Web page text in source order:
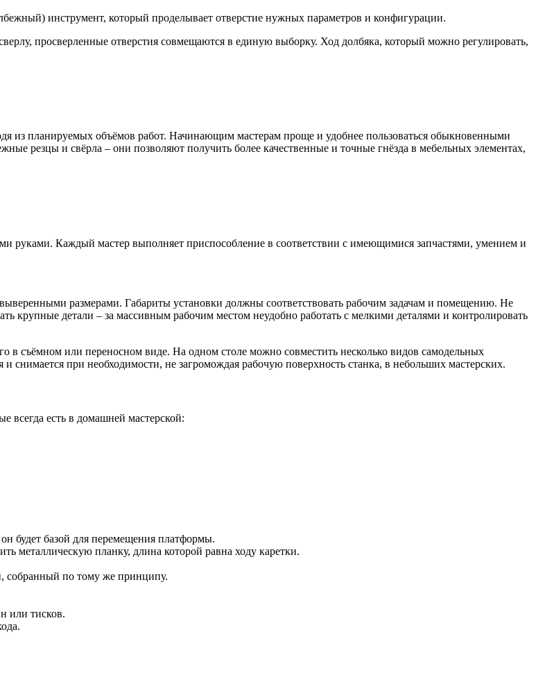
инструмент, который проделывает отверстие нужных параметров и конфигурации.
просверленные отверстия совмещаются в единую выборку. Ход долбяка, который можно регулировать,
из планируемых объёмов работ. Начинающим мастерам проще и удобнее пользоваться обыкновенными
резцы и свёрла – они позволяют получить более качественные и точные гнёзда в мебельных элементах,
руками. Каждый мастер выполняет приспособление в соответствии с имеющимися запчастями, умением и
размерами. Габариты установки должны соответствовать рабочим задачам и помещению. Не
крупные детали – за массивным рабочим местом неудобно работать с мелкими деталями и контролировать
в съёмном или переносном виде. На одном столе можно совместить несколько видов самодельных
снимается при необходимости, не загромождая рабочую поверхность станка, в небольших мастерских.
всегда есть в домашней мастерской:
будет базой для перемещения платформы.
металлическую планку, длина которой равна ходу каретки.
собранный по тому же принципу.
или тисков.